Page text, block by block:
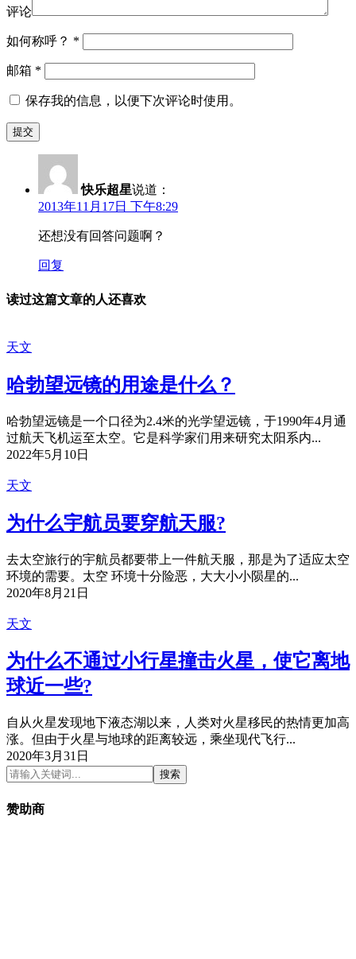
评论
如何称呼？ *
邮箱 *
保存我的信息，以便下次评论时使用。
快乐超星说道：
2013年11月17日 下午8:29
还想没有回答问题啊？
回复
读过这篇文章的人还喜欢
天文
哈勃望远镜的用途是什么？
哈勃望远镜是一个口径为2.4米的光学望远镜，于1990年4月通
过航天飞机运至太空。它是科学家们用来研究太阳系内...
2022年5月10日
天文
为什么宇航员要穿航天服?
去太空旅行的宇航员都要带上一件航天服，那是为了适应太空
环境的需要。太空 环境十分险恶，大大小小陨星的...
2020年8月21日
天文
为什么不通过小行星撞击火星，使它离地
球近一些?
自从火星发现地下液态湖以来，人类对火星移民的热情更加高
涨。但由于火星与地球的距离较远，乘坐现代飞行...
2020年3月31日
搜索
赞助商